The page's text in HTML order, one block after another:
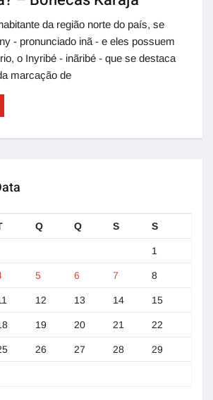
da região norte do país, se
- pronunciado inã - e eles possuem
o Inyribé - inãribé - que se destaca
marcação de
Q Q S S
1
5 6 7 8
12 13 14 15
19 20 21 22
26 27 28 29